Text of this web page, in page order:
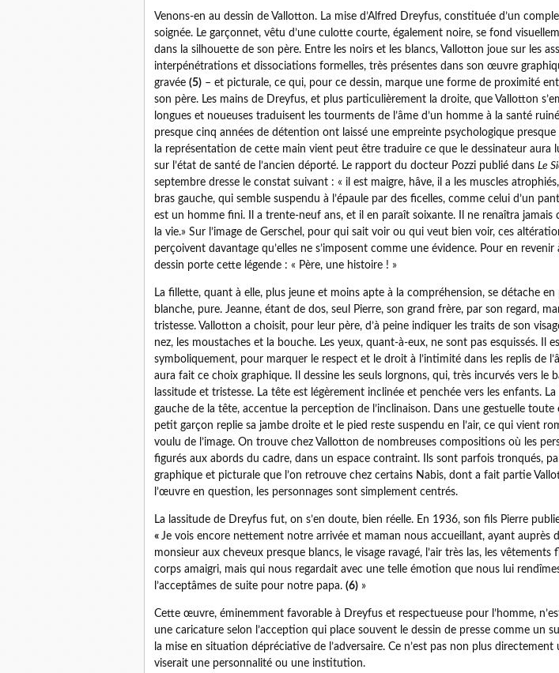
Venons-en au dessin de Vallotton. La mise d’Alfred Dreyfus, constituée d’un
soignée. Le garçonnet, vêtu d’une culotte courte, également noire, se fond
dans la silhouette de son père. Entre les noirs et les blancs, Vallotton joue sur les
interpénétrations et dissociations formelles, très présentes dans son œuvre
gravée (5) – et picturale, ce qui, pour ce dessin, marque une forme de proximité
son père. Les mains de Dreyfus, et plus particulièrement la droite, que Vallotton
longues et noueuses traduisent les tourments de l’âme d’un homme à la santé
presque cinq années de détention ont laissé une empreinte psychologique presque
la représentation de cette main vient peut être traduire ce que le dessinateur aura
sur l’état de santé de l’ancien déporté. Le rapport du docteur Pozzi publié dans Le
septembre dresse le constat suivant : « il est maigre, hâve, il a les muscles
bras gauche, qui semble suspendu à l’épaule par des ficelles, comme celui d’un
est un homme fini. Il a trente-neuf ans, et il en paraît soixante. Il ne renaîtra jamais
la vie.» Sur l’image de Gerschel, pour qui sait voir ou qui veut bien voir, ces
perçoivent davantage qu’elles ne s’imposent comme une évidence. Pour en revenir
dessin porte cette légende : « Père, une histoire ! »
La fillette, quant à elle, plus jeune et moins apte à la compréhension, se détache en
blanche, pure. Jeanne, étant de dos, seul Pierre, son grand frère, par son regard,
tristesse. Vallotton a choisit, pour leur père, d’à peine indiquer les traits de son
nez, les moustaches et la bouche. Les yeux, quant-à-eux, ne sont pas esquissés. Il
symboliquement, pour marquer le respect et le droit à l’intimité dans les replis de
aura fait ce choix graphique. Il dessine les seuls lorgnons, qui, très incurvés vers le
lassitude et tristesse. La tête est légèrement inclinée et penchée vers les enfants.
gauche de la tête, accentue la perception de l’inclinaison. Dans une gestuelle toute
petit garçon replie sa jambe droite et le pied reste suspendu en l’air, ce qui vient
voulu de l’image. On trouve chez Vallotton de nombreuses compositions où les
figurés aux abords du cadre, dans un espace contraint. Ils sont parfois tronqués,
graphique et picturale que l’on retrouve chez certains Nabis, dont a fait partie
l’œuvre en question, les personnages sont simplement centrés.
La lassitude de Dreyfus fut, on s’en doute, bien réelle. En 1936, son fils Pierre
« Je vois encore nettement notre arrivée et maman nous accueillant, ayant auprès
monsieur aux cheveux presque blancs, le visage ravagé, l’air très las, les vêtements
corps amaigri, mais qui nous regardait avec une telle émotion que nous lui
l’acceptâmes de suite pour notre papa. (6) »
Cette œuvre, éminemment favorable à Dreyfus et respectueuse pour l’homme,
une caricature selon l’acception qui place souvent le dessin de presse comme un
la mise en situation dépréciative de l’adversaire. Ce n’est pas non plus directement
viserait une personnalité ou une institution.